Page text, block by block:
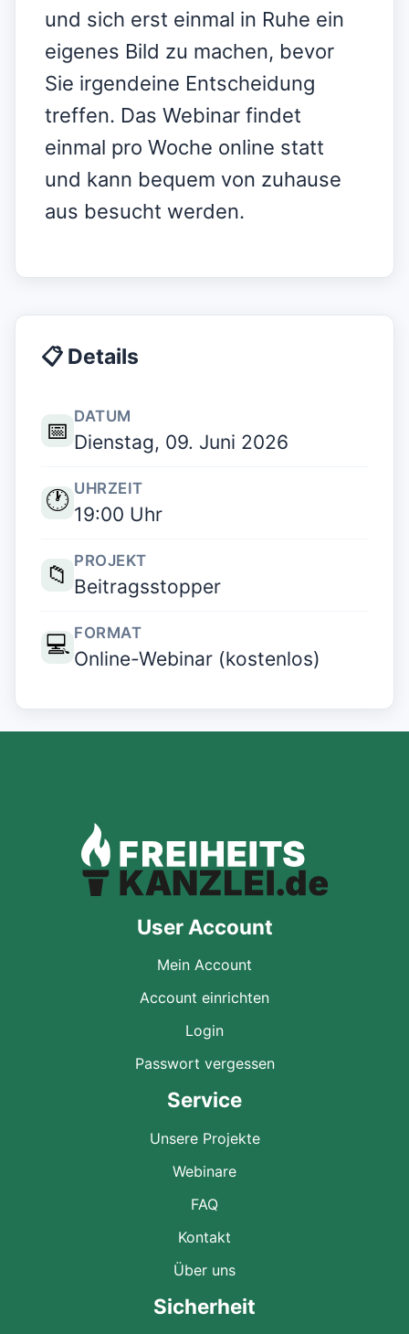
und sich erst einmal in Ruhe ein
eigenes Bild zu machen, bevor
Sie irgendeine Entscheidung
treffen. Das Webinar findet
einmal pro Woche online statt
und kann bequem von zuhause
aus besucht werden.
📋 Details
📅
DATUM
Dienstag, 09. Juni 2026
🕐 UHRZEIT
19:00 Uhr
📁
PROJEKT
Beitragsstopper
💻 FORMAT
Online-Webinar (kostenlos)
User Account
Mein Account
Account einrichten
Login
Passwort vergessen
Service
Unsere Projekte
Webinare
FAQ
Kontakt
Über uns
Sicherheit